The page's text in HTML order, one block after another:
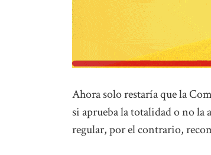
Ahora solo restaría que la
si aprueba la totalidad o no
regular, por el contrario,